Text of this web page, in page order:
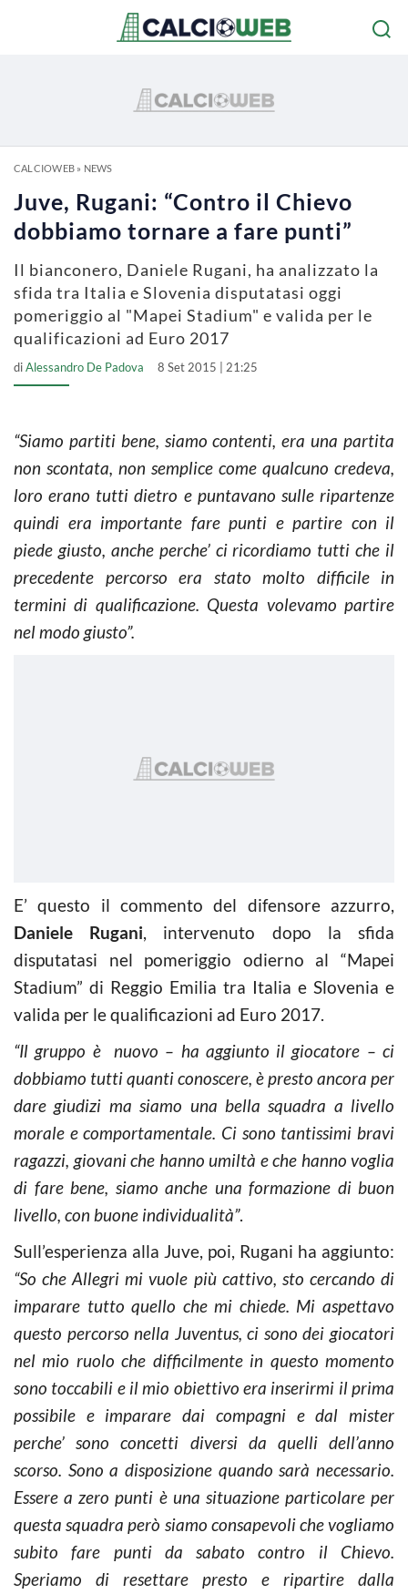
CALCIOWEB» NEWS
Juve, Rugani: “Contro il Chievo
dobbiamo tornare a fare punti”
Il bianconero, Daniele Rugani, ha analizzato la
sfida tra Italia e Slovenia disputatasi oggi
pomeriggio al "Mapei Stadium" e valida per le
qualificazioni ad Euro 2017
diAlessandro De Padova 8 Set 2015 | 21:25
“Siamo partiti bene, siamo contenti, era una partita
non scontata, non semplice come qualcuno credeva,
loro erano tutti dietro e puntavano sulle ripartenze
quindi era importante fare punti e partire con il
piede giusto, anche perche’ ci ricordiamo tutti che il
precedente percorso era stato molto difficile in
termini di qualificazione. Questa volevamo partire
nel modo giusto”.
E’ questo il commento del difensore azzurro,
Daniele Rugani, intervenuto dopo la sfida
disputatasi nel pomeriggio odierno al “Mapei
Stadium” di Reggio Emilia tra Italia e Slovenia e
valida per le qualificazioni ad Euro 2017.
“Il gruppo è nuovo – ha aggiunto il giocatore – ci
dobbiamo tutti quanti conoscere, è presto ancora per
dare giudizi ma siamo una bella squadra a livello
morale e comportamentale. Ci sono tantissimi bravi
ragazzi, giovani che hanno umiltà e che hanno voglia
di fare bene, siamo anche una formazione di buon
livello, con buone individualità”.
Sull’esperienza alla Juve, poi, Rugani ha aggiunto:
“So che Allegri mi vuole più cattivo, sto cercando di
imparare tutto quello che mi chiede. Mi aspettavo
questo percorso nella Juventus, ci sono dei giocatori
nel mio ruolo che difficilmente in questo momento
sono toccabili e il mio obiettivo era inserirmi il prima
possibile e imparare dai compagni e dal mister
perche’ sono concetti diversi da quelli dell’anno
scorso. Sono a disposizione quando sarà necessario.
Essere a zero punti è una situazione particolare per
questa squadra però siamo consapevoli che vogliamo
subito fare punti da sabato contro il Chievo.
Speriamo di resettare presto e ripartire dalla